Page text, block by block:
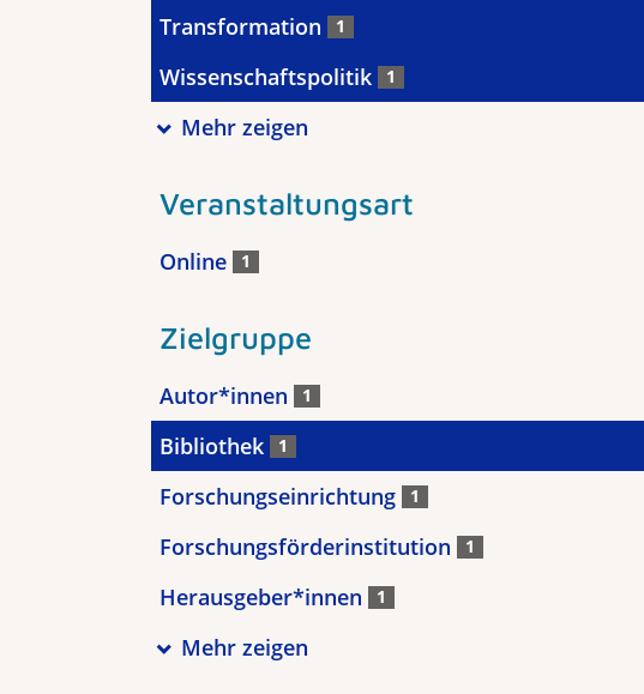
Transformation 1
Wissenschaftspolitik 1
Mehr zeigen
Veranstaltungsart
Online 1
Zielgruppe
Autor*innen 1
Bibliothek 1
Forschungseinrichtung 1
Forschungsförderinstitution 1
Herausgeber*innen 1
Mehr zeigen